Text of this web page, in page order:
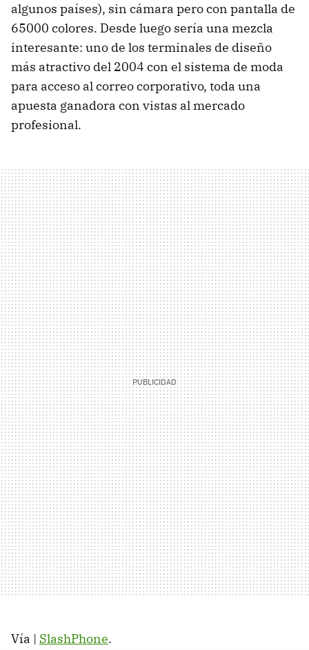
algunos países), sin cámara pero con pantalla de
65000 colores. Desde luego sería una mezcla
interesante: uno de los terminales de diseño
más atractivo del 2004 con el sistema de moda
para acceso al correo corporativo, toda una
apuesta ganadora con vistas al mercado
profesional.
Vía | SlashPhone.